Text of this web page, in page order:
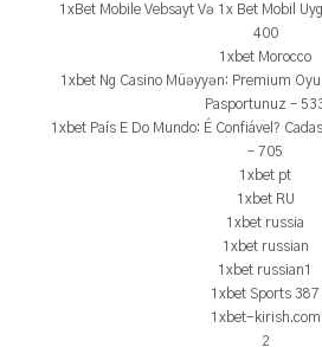
1xBet Mobile Vebsayt Və 1x Bet Mobil
400
1xbet Morocco
1xbet Ng Casino Müəyyən: Premium
Pasportunuz –
1xbet País E Do Mundo: É Confiável?
– 705
1xbet pt
1xbet RU
1xbet russia
1xbet russian
1xbet russian1
1xbet Sports 387
1xbet-kirish.com
2